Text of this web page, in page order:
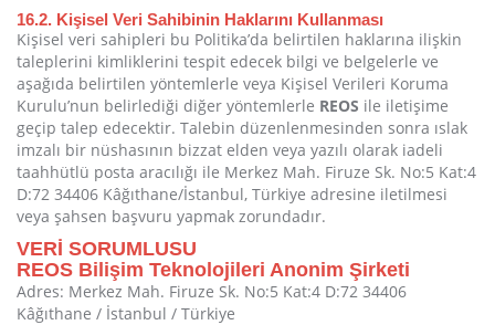
16.2. Kişisel Veri Sahibinin Haklarını Kullanması
Kişisel veri sahipleri bu Politika’da belirtilen haklarına ilişkin
taleplerini kimliklerini tespit edecek bilgi ve belgelerle ve
aşağıda belirtilen yöntemlerle veya Kişisel Verileri Koruma
Kurulu’nun belirlediği diğer yöntemlerle REOS ile iletişime
geçip talep edecektir. Talebin düzenlenmesinden sonra ıslak
imzalı bir nüshasının bizzat elden veya yazılı olarak iadeli
taahhütlü posta aracılığı ile Merkez Mah. Firuze Sk. No:5 Kat:4
D:72 34406 Kâğıthane/İstanbul, Türkiye adresine iletilmesi
veya şahsen başvuru yapmak zorundadır.
VERİ SORUMLUSU
REOS Bilişim Teknolojileri Anonim Şirketi
Adres: Merkez Mah. Firuze Sk. No:5 Kat:4 D:72 34406
Kâğıthane / İstanbul / Türkiye